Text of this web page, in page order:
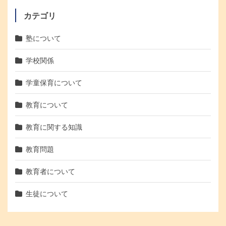
カテゴリ
塾について
学校関係
学童保育について
教育について
教育に関する知識
教育問題
教育者について
生徒について